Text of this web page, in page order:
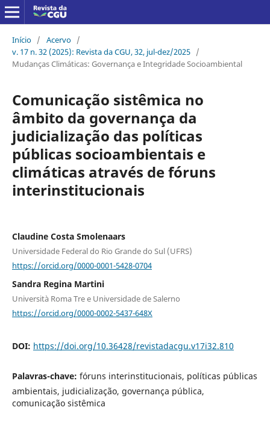
Início / Acervo /
v. 17 n. 32 (2025): Revista da CGU, 32, jul-dez/2025 /
Mudanças Climáticas: Governança e Integridade Socioambiental
Comunicação sistêmica no
âmbito da governança da
judicialização das políticas
públicas socioambientais e
climáticas através de fóruns
interinstitucionais
Claudine Costa Smolenaars
Universidade Federal do Rio Grande do Sul (UFRS)
https://orcid.org/0000-0001-5428-0704
Sandra Regina Martini
Università Roma Tre e Universidade de Salerno
https://orcid.org/0000-0002-5437-648X
DOI: https://doi.org/10.36428/revistadacgu.v17i32.810
Palavras-chave: fóruns interinstitucionais, políticas públicas
ambientais, judicialização, governança pública,
comunicação sistêmica